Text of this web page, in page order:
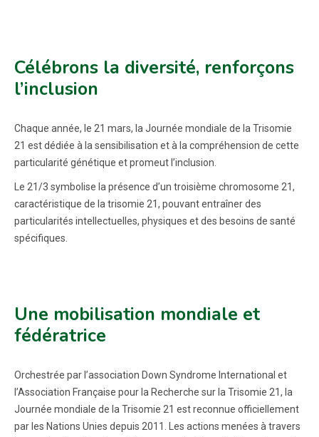
Célébrons la diversité, renforçons
l’inclusion
Chaque année, le 21 mars, la Journée mondiale de la Trisomie
21 est dédiée à la sensibilisation et à la compréhension de cette
particularité génétique et promeut l’inclusion.
Le 21/3 symbolise la présence d’un troisième chromosome 21,
caractéristique de la trisomie 21, pouvant entraîner des
particularités intellectuelles, physiques et des besoins de santé
spécifiques.
Une mobilisation mondiale et
fédératrice
Orchestrée par l’association Down Syndrome International et
l’Association Française pour la Recherche sur la Trisomie 21, la
Journée mondiale de la Trisomie 21 est reconnue officiellement
par les Nations Unies depuis 2011. Les actions menées à travers